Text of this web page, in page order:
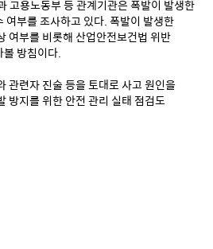
고용노동부 등 관계기관은 폭발이 발생한
여부를 조사하고 있다. 폭발이 발생한
여부를 비롯해 산업안전보건법 위반
볼 방침이다.
관련자 진술 등을 토대로 사고 원인을
방지를 위한 안전 관리 실태 점검도